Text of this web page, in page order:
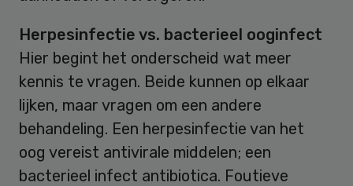
Herpesinfectie vs. bacterieel ooginfect
Hier begint het onderscheid wat meer
kennis te vragen. Beide kunnen op elkaar
lijken, maar vragen om een andere
behandeling. Een herpesinfectie van het
oog vereist antivirale middelen; een
bacterieel infect antibiotica. Foutieve